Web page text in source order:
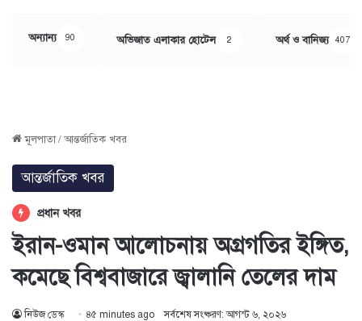
অন্যান্য 90 অভিজাত এলাকার হোটেল 2 অর্থ ও বানিজ্য 407